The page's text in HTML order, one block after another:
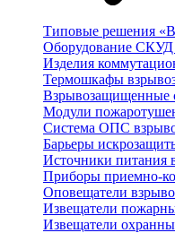
Типовые решения
Оборудование
Изделия
Термошкафы
Взрывозащищенные
Модули
Система ОПС
Барьеры
Источники питания
Приборы приемно-
Оповещатели
Извещатели
Извещатели